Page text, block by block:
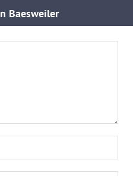
Baesweiler